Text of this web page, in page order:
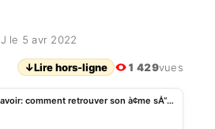
le 5 avr 2022
↓Lire hors-ligne 1 429vues
Bon à savoir: comment retrouver son à¢me sÅ“ur rapidement?